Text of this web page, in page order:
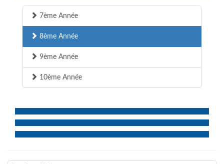
7ème Année
8ème Année
9ème Année
10ème Année